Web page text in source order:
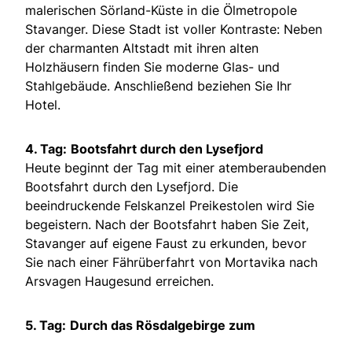
malerischen Sörland-Küste in die Ölmetropole
Stavanger. Diese Stadt ist voller Kontraste: Neben
der charmanten Altstadt mit ihren alten
Holzhäusern finden Sie moderne Glas- und
Stahlgebäude. Anschließend beziehen Sie Ihr
Hotel.
4. Tag: Bootsfahrt durch den Lysefjord
Heute beginnt der Tag mit einer atemberaubenden
Bootsfahrt durch den Lysefjord. Die
beeindruckende Felskanzel Preikestolen wird Sie
begeistern. Nach der Bootsfahrt haben Sie Zeit,
Stavanger auf eigene Faust zu erkunden, bevor
Sie nach einer Fährüberfahrt von Mortavika nach
Arsvagen Haugesund erreichen.
5. Tag: Durch das Rösdalgebirge zum